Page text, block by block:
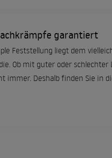
garantiert
Feststellung liegt dem
Ob mit guter oder schlechter
immer. Deshalb finden Sie in